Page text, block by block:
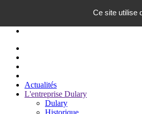
Actualités
L'entreprise Dulary
Dulary
Historique
Ce site utilise